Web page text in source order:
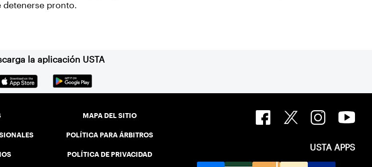
pronto.
la aplicación USTA
MAPA DEL SITIO
POLÍTICA PARA ÁRBITROS
POLÍTICA DE PRIVACIDAD
USTA APPS